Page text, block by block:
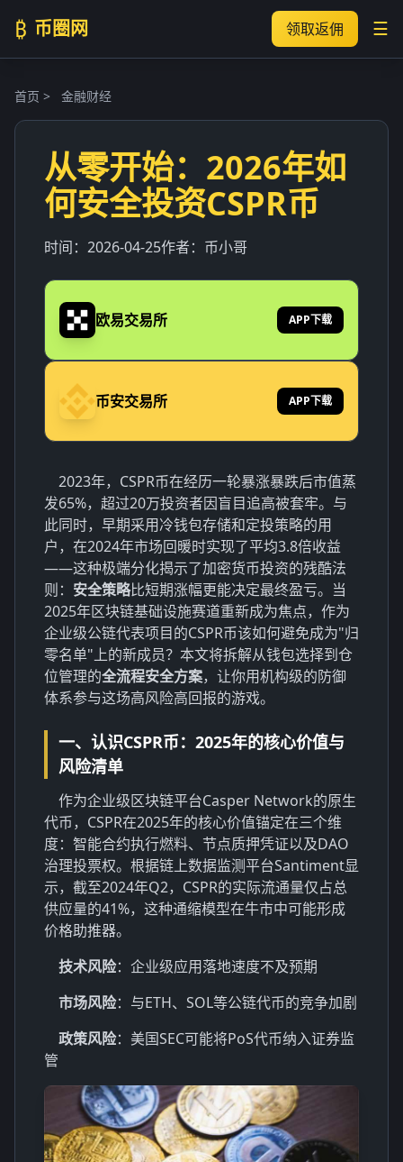
₿ 币圈网 领取返佣 ☰
首页 > 金融财经
从零开始：2026年如
何安全投资CSPR币
时间： 2026-04-25作者： 币小哥
欧易交易所 APP下载
币安交易所 APP下载
2023年，CSPR币在经历一轮暴涨暴跌后市值蒸
发65%，超过20万投资者因盲目追高被套牢。与
此同时，早期采用冷钱包存储和定投策略的用
户，在2024年市场回暖时实现了平均3.8倍收益
——这种极端分化揭示了加密货币投资的残酷法
则： 安全策略比短期涨幅更能决定最终盈亏。当
2025年区块链基础设施赛道重新成为焦点，作为
企业级公链代表项目的CSPR币该如何避免成为"归
零名单"上的新成员？本文将拆解从钱包选择到仓
位管理的全流程安全方案，让你用机构级的防御
体系参与这场高风险高回报的游戏。
一、认识CSPR币：2025年的核心价值与
风险清单
作为企业级区块链平台Casper Network的原生
代币，CSPR在2025年的核心价值锚定在三个维
度：智能合约执行燃料、节点质押凭证以及DAO
治理投票权。根据链上数据监测平台Santiment显
示，截至2024年Q2，CSPR的实际流通量仅占总
供应量的41%，这种通缩模型在牛市中可能形成
价格助推器。
技术风险：企业级应用落地速度不及预期
市场风险：与ETH、SOL等公链代币的竞争加剧
政策风险：美国SEC可能将PoS代币纳入证券监
管